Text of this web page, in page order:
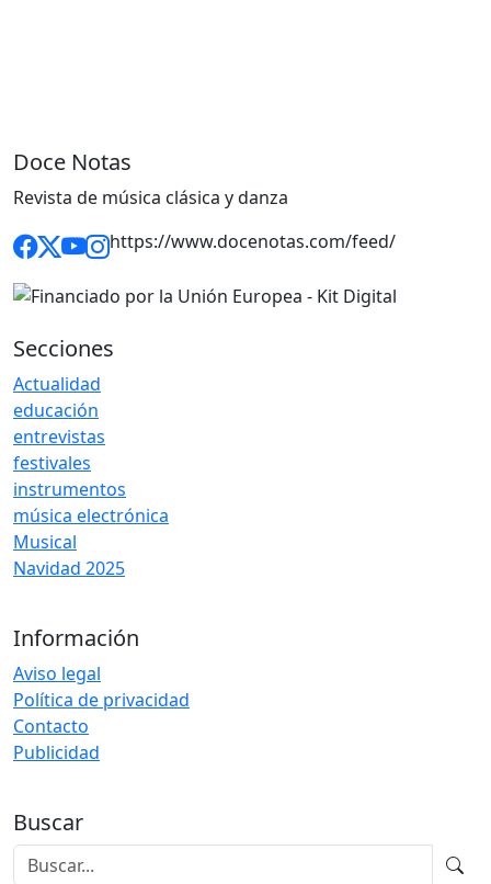
Doce Notas
Revista de música clásica y danza
https://www.docenotas.com/feed/
Secciones
Actualidad
educación
entrevistas
festivales
instrumentos
música electrónica
Musical
Navidad 2025
Información
Aviso legal
Política de privacidad
Contacto
Publicidad
Buscar